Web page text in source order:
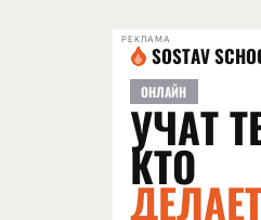
РЕКЛАМА